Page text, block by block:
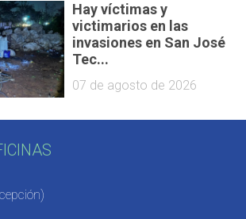
Hay víctimas y
victimarios en las
invasiones en San José
Tec...
07 de agosto de 2026